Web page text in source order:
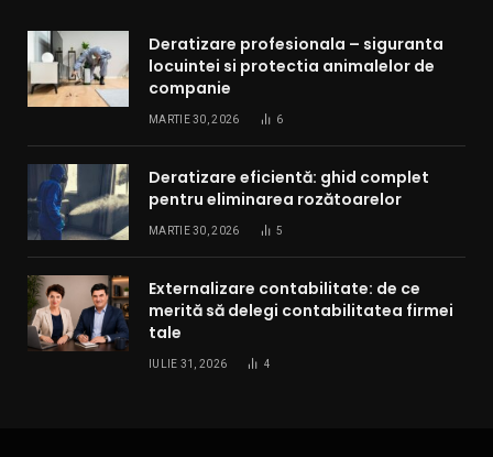
Deratizare profesionala – siguranta
locuintei si protectia animalelor de
companie
MARTIE 30, 2026 6
Deratizare eficientă: ghid complet
pentru eliminarea rozătoarelor
MARTIE 30, 2026 5
Externalizare contabilitate: de ce
merită să delegi contabilitatea firmei
tale
IULIE 31, 2026 4